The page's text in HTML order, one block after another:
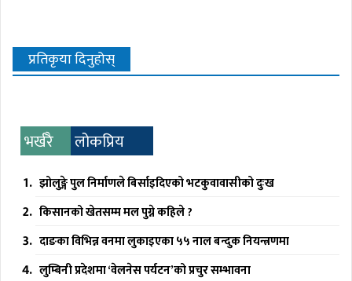
प्रतिकृया दिनुहोस्
भर्खरै लोकप्रिय
झोलुङ्गे पुल निर्माणले बिर्साइदिएको भटकुवावासीको दुःख
किसानको खेतसम्म मल पुग्ने कहिले ?
दाङका विभिन्न वनमा लुकाइएका ५५ नाल बन्दुक नियन्त्रणमा
लुम्बिनी प्रदेशमा ‘वेलनेस पर्यटन’को प्रचुर सम्भावना